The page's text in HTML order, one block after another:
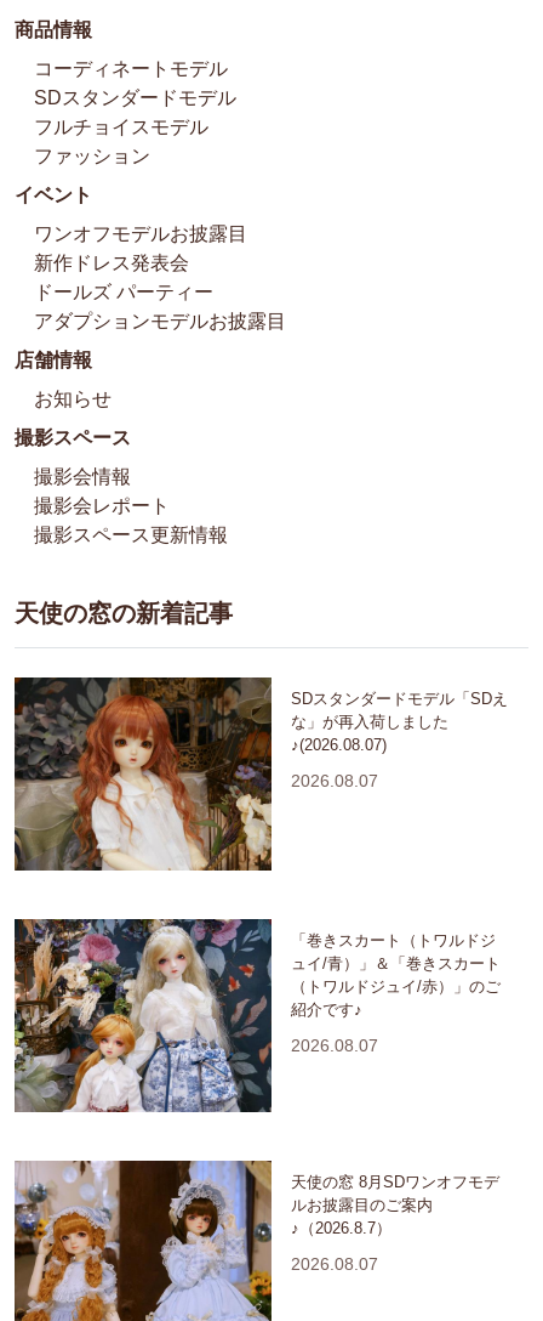
商品情報
コーディネートモデル
SDスタンダードモデル
フルチョイスモデル
ファッション
イベント
ワンオフモデルお披露目
新作ドレス発表会
ドールズ パーティー
アダプションモデルお披露目
店舗情報
お知らせ
撮影スペース
撮影会情報
撮影会レポート
撮影スペース更新情報
天使の窓の新着記事
SDスタンダードモデル「SDえ
な」が再入荷しました
♪(2026.08.07)
2026.08.07
「巻きスカート（トワルドジ
ュイ/青）」＆「巻きスカート
（トワルドジュイ/赤）」のご
紹介です♪
2026.08.07
天使の窓 8月SDワンオフモデ
ルお披露目のご案内
♪（2026.8.7）
2026.08.07